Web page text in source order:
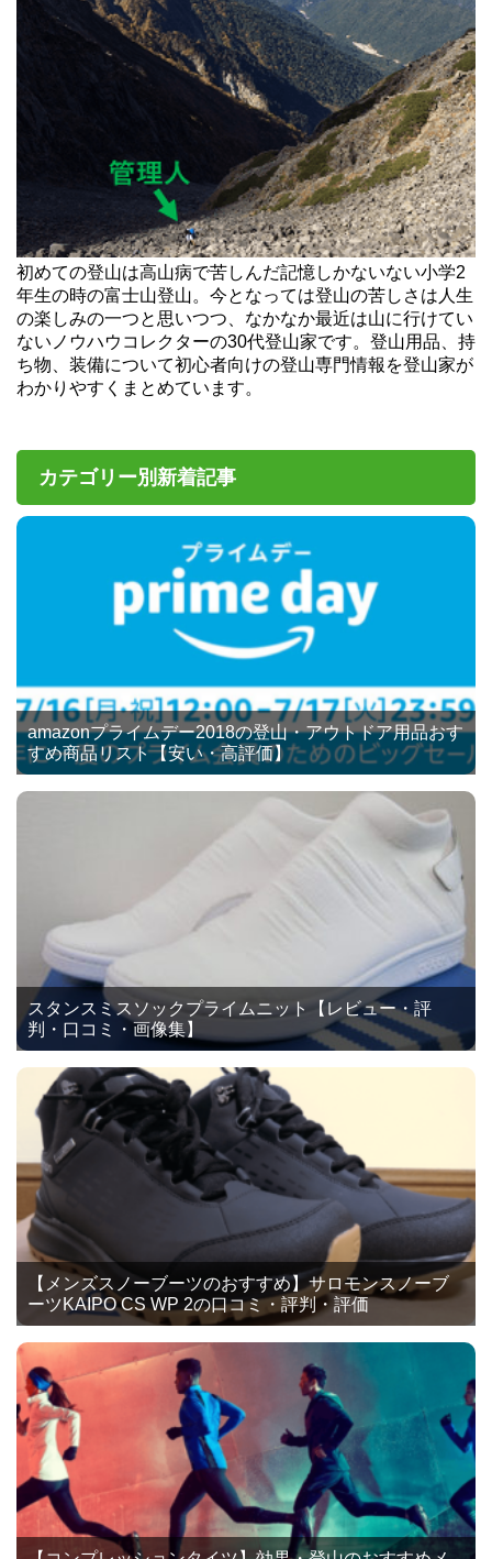
初めての登山は高山病で苦しんだ記憶しかないない小学2
年生の時の富士山登山。今となっては登山の苦しさは人生
の楽しみの一つと思いつつ、なかなか最近は山に行けてい
ないノウハウコレクターの30代登山家です。登山用品、持
ち物、装備について初心者向けの登山専門情報を登山家が
わかりやすくまとめています。
カテゴリー別新着記事
amazonプライムデー2018の登山・アウトドア用品おす
すめ商品リスト【安い・高評価】
スタンスミスソックプライムニット【レビュー・評
判・口コミ・画像集】
【メンズスノーブーツのおすすめ】サロモンスノーブ
ーツKAIPO CS WP 2の口コミ・評判・評価